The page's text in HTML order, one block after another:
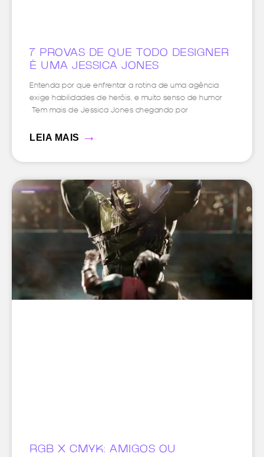
7 PROVAS DE QUE TODO DESIGNER
É UMA JESSICA JONES
Entenda por que enfrentar a rotina de uma agência
exige habilidades de heróis, e muito senso de humor
Tem mais de Jessica Jones chegando por
LEIA MAIS →
RGB X CMYK: AMIGOS OU